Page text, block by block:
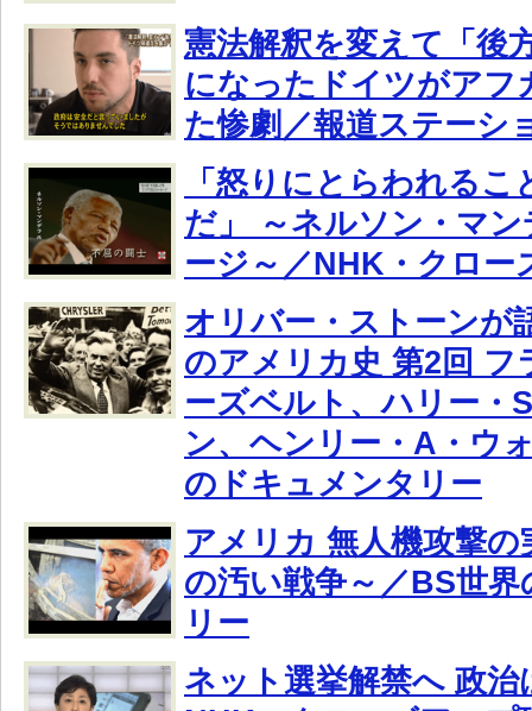
憲法解釈を変えて「後
になったドイツがアフ
た惨劇／報道ステーシ
「怒りにとらわれるこ
だ」 ～ネルソン・マ
ージ～／NHK・クロー
オリバー・ストーンが
のアメリカ史 第2回 フ
ーズベルト、ハリー・
ン、ヘンリー・A・ウ
のドキュメンタリー
アメリカ 無人機攻撃
の汚い戦争～／BS世
リー
ネット選挙解禁へ 政